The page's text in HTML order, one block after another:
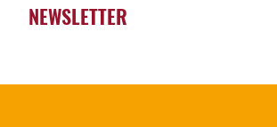
NEWSLETTER